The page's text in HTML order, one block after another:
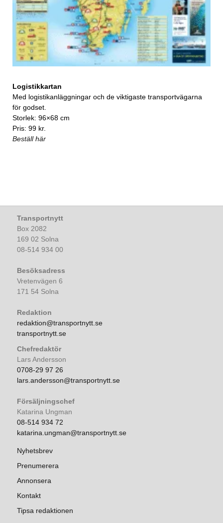
Logistikkartan
Med logistikanläggningar och de viktigaste transportvägarna
för godset.
Storlek: 96×68 cm
Pris: 99 kr.
Beställ här
Transportnytt
Box 2082
169 02 Solna
08-514 934 00
Besöksadress
Vretenvägen 6
171 54 Solna
Redaktion
redaktion@transportnytt.se
transportnytt.se
Chefredaktör
Lars Andersson
0708-29 97 26
lars.andersson@transportnytt.se
Försäljningschef
Katarina Ungman
08-514 934 72
katarina.ungman@transportnytt.se
Nyhetsbrev
Prenumerera
Annonsera
Kontakt
Tipsa redaktionen